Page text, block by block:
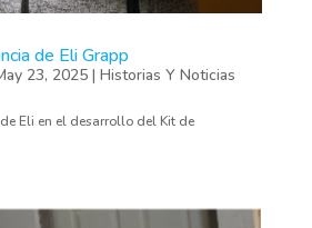
de Eli Grapp
23, 2025| Historias Y Noticias
Eli en el desarrollo del Kit de